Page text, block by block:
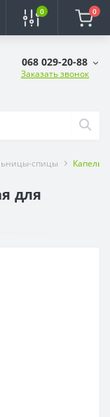
0 0
068 029-20-88
Заказать звонок
спицы
для